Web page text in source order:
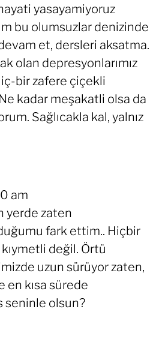
yasayamiyoruz
bu olumsuzlar denizinde
et, dersleri aksatma.
olan depresyonlarımız
bir zafere çiçekli
kadar meşakatli olsa da
Sağlıcakla kal, yalnız
am
yerde zaten
fark ettim.. Hiçbir
değil. Örtü
uzun sürüyor zaten,
en kısa sürede
seninle olsun?